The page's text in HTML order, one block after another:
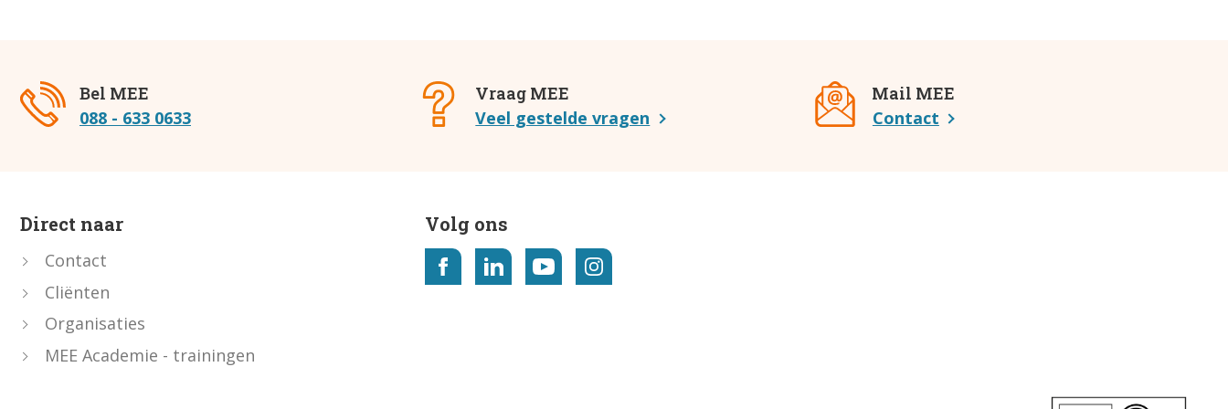
Bel MEE
088 - 633 0633
Vraag MEE
Veel gestelde vragen
Mail MEE
Contact
Direct naar
Contact
Cliënten
Organisaties
MEE Academie - trainingen
Volg ons